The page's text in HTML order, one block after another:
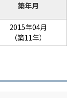
築年月
2015年04月
（築11年）